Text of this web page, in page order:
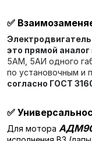
✅
Электродвигатель
это прямой
5АМ, 5АИ одного
по установочным и
согласно ГОСТ
✅
Для мотора